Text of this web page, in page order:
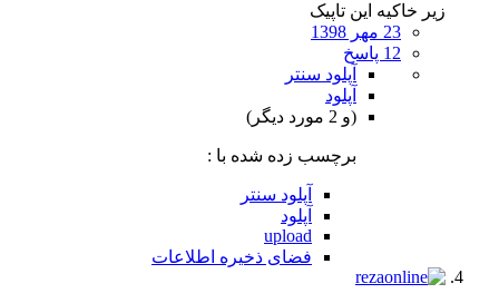
زیر خاکیه این تاپیک
23 مهر 1398
12 پاسخ
آپلود سنتر
آپلود
(و 2 مورد دیگر)
برچسب زده شده با :
آپلود سنتر
آپلود
upload
فضای ذخیره اطلاعات